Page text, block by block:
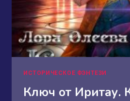
ИСТОРИЧЕСКОЕ ФЭНТЕЗИ
Ключ от Иритау.